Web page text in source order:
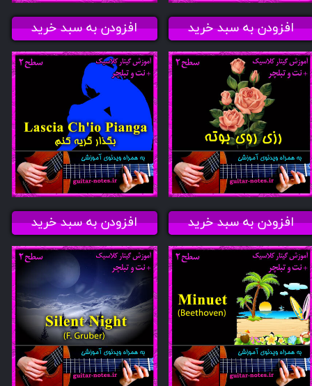
افزودن به سبد خرید افزودن به سبد خرید
افزودن به سبد خرید افزودن به سبد خرید